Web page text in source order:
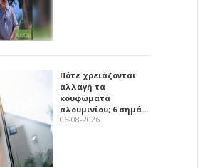
Πότε χρειάζονται
αλλαγή τα
κουφώματα
αλουμινίου; 6 σημά…
06-08-2026